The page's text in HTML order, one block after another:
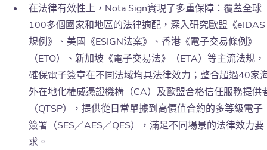
在法律有效性上，Nota Sign實現了多重保障：覆蓋全球
100多個國家和地區的法律適配，深入研究歐盟《eIDAS
規例》、美國《ESIGN法案》、香港《電子交易條例》
（ETO）、新加坡《電子交易法》（ETA）等主流法規，
確保電子簽章在不同法域均具法律效力；整合超過40家
外在地化權威憑證機構（CA）及歐盟合格信任服務提供
（QTSP），提供從日常單據到高價值合約的多等級電子
簽署（SES／AES／QES），滿足不同場景的法律效力要
求。